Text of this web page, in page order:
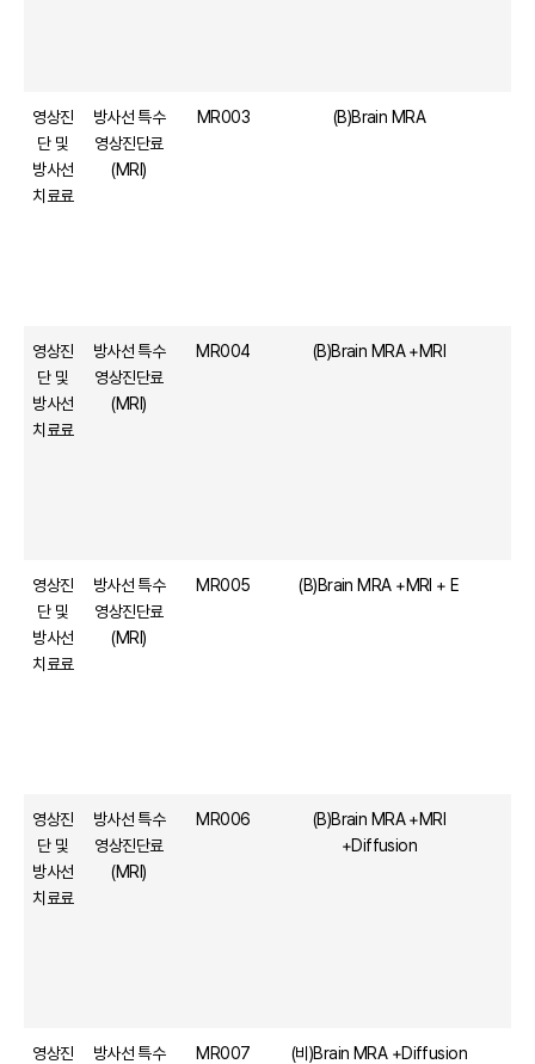
영상진
단 및
방사선
치료료
방사선 특수
영상진단료
(MRI)
MR003 (B)Brain MRA
영상진
단 및
방사선
치료료
방사선 특수
영상진단료
(MRI)
MR004 (B)Brain MRA +MRI
영상진
단 및
방사선
치료료
방사선 특수
영상진단료
(MRI)
MR005 (B)Brain MRA +MRI + E
영상진
단 및
방사선
치료료
방사선 특수
영상진단료
(MRI)
MR006
(B)Brain MRA +MRI
+Diffusion
영상진
방사선 특수
MR007 (비)Brain MRA +Diffusion